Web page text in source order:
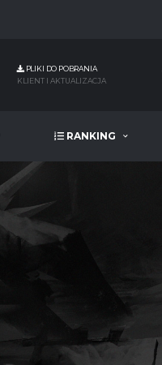
PLIKI DO POBRANIA
KLIENT I AKTUALIZACJA
RANKING